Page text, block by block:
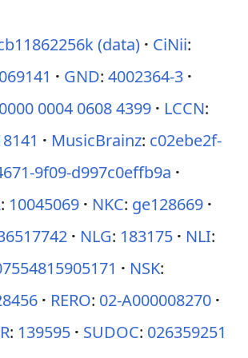
(data) CiNii:
GND: 4002364-3
0000 0004 0608 4399 LCCN:
MusicBrainz: c02ebe2f-
9f09-d997c0effb9a
: 10045069 NKC: ge128669
NLG: 183175 NLI:
NSK:
RERO: 02-A000008270
: 139595 SUDOC: 026359251